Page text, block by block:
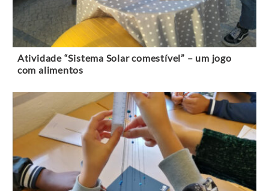
Atividade “Sistema Solar comestível” – um jogo
com alimentos